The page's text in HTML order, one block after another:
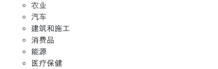
农业
汽车
建筑和施工
消费品
能源
医疗保健